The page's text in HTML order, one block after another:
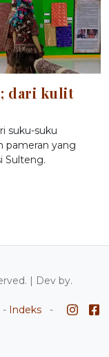
dari kulit
suku-suku
pameran yang
Sulteng.
| Dev by.
- Indeks -